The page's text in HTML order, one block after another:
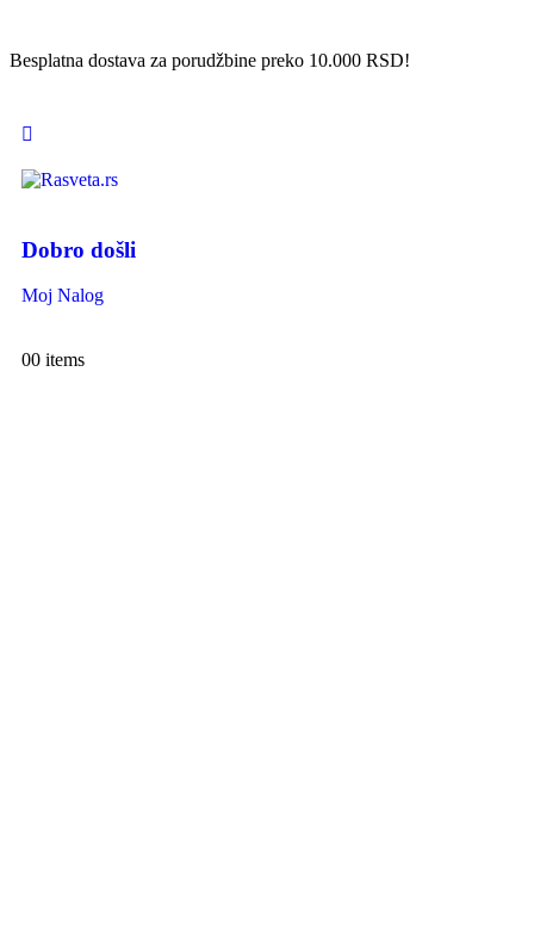
Besplatna dostava za porudžbine preko 10.000 RSD!
Dobro došli
Moj Nalog
00 items